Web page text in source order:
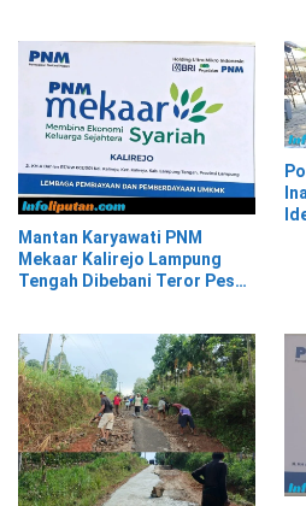
Mantan Karyawati PNM
Mekaar Kalirejo Lampung
Tengah Dibebani Teror Pesan